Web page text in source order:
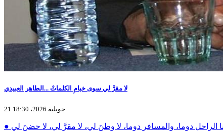
لا مقرَّ لي سوى خيامِ الكلماتْ ...الطاهر العبيدي
21 جويلية 2026، 18:30